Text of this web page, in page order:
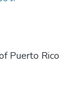
Puerto Rico